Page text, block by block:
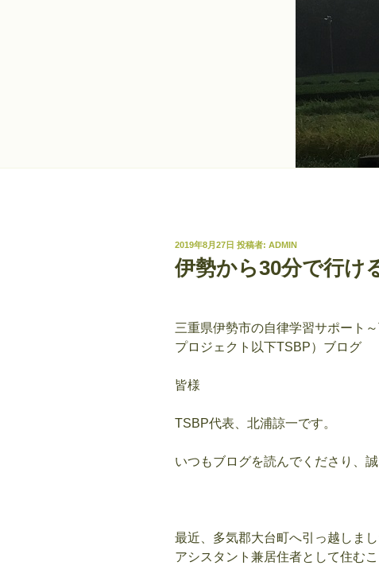
投
稿
日:
2019年8月27日 投稿者: ADMIN
伊勢から30分で行け
三重県伊勢市の自律学習サポート～
プロジェクト以下TSBP）ブログ
皆様
TSBP代表、北浦諒一です。
いつもブログを読んでくださり、
最近、多気郡大台町へ引っ越しま
アシスタント兼居住者として住む